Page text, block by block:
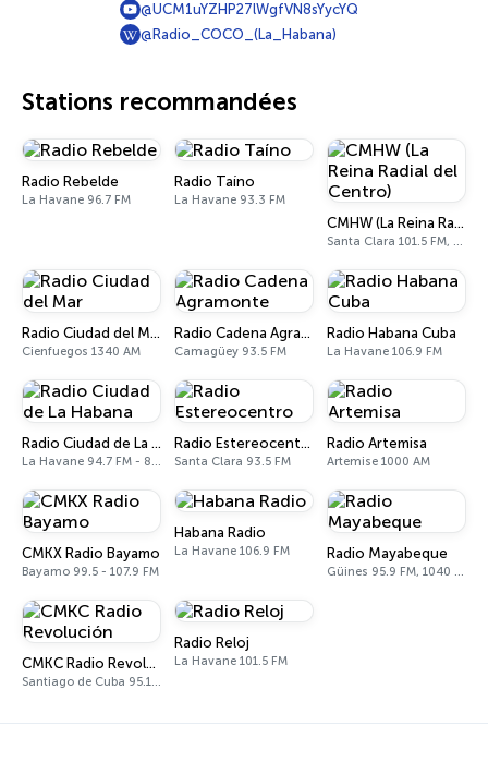
@UCM1uYZHP27lWgfVN8sYycYQ
@Radio_COCO_(La_Habana)
Stations recommandées
Radio Rebelde
La Havane 96.7 FM
Radio Taíno
La Havane 93.3 FM
CMHW (La Reina Radial del Centro)
Santa Clara 101.5 FM, 840 AM
Radio Ciudad del Mar
Cienfuegos 1340 AM
Radio Cadena Agramonte
Camagüey 93.5 FM
Radio Habana Cuba
La Havane 106.9 FM
Radio Ciudad de La Habana
La Havane 94.7 FM - 820 AM
Radio Estereocentro
Santa Clara 93.5 FM
Radio Artemisa
Artemise 1000 AM
CMKX Radio Bayamo
Bayamo 99.5 - 107.9 FM
Habana Radio
La Havane 106.9 FM Radio Mayabeque
Güines 95.9 FM, 1040 AM
CMKC Radio Revolución
Santiago de Cuba 95.1 FM
Radio Reloj
La Havane 101.5 FM